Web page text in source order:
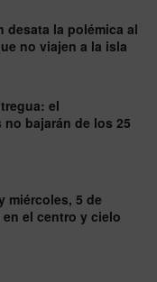
desata la polémica al
no viajen a la isla
el
no bajarán de los 25
miércoles, 5 de
el centro y cielo